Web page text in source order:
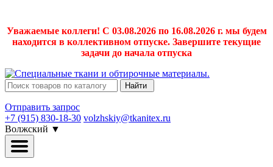
Уважаемые коллеги! С 03.08.2026 по 16.08.2026 г. мы будем
находится в коллективном отпуске. Завершите текущие
задачи до начала отпуска
Найти
Отправить запрос
+7 (915) 830-18-30 volzhskiy@tkanitex.ru
Волжский ▼